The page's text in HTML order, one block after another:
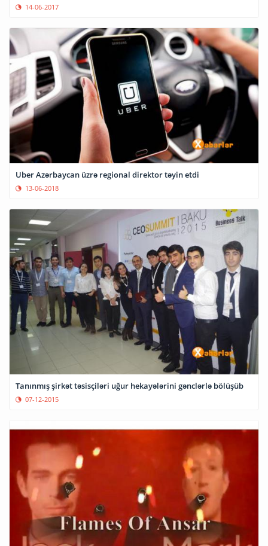
14-06-2017
Uber Azərbaycan üzrə regional direktor təyin etdi
13-06-2018
Tanınmış şirkət təsisçiləri uğur hekayələrini gənclərlə bölüşüb
07-12-2015